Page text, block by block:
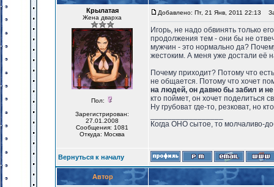
Крылатая
Жена дварха
Пол:
Зарегистрирован:
27.01.2008
Сообщения: 1081
Откуда: Москва
Добавлено: Пт, 21 Янв, 2011 22:13
Игорь, не надо обвинять только
продолжения тем - они бы не
мужчин - это нормально да?
жестоким. А меня уже достали её
Почему приходит? Потому что
не общается. Потому что хочет
на людей, он давно бы забил и
кто поймет, он хочет поделиться
Ну грубоват где-то, резковат, но
Когда ОНО сытое, то молчаливо-
Вернуться к началу
Автор